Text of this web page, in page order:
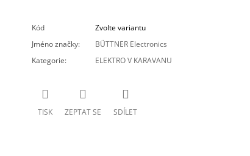
Kód
Zvolte variantu
Jméno značky:
BÜTTNER Electronics
Kategorie: ELEKTRO V KARAVANU
TISK ZEPTAT SE SDÍLET